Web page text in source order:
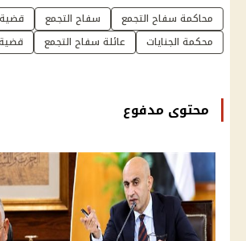
محاكمة سفاح التجمع سفاح التجمع
محكمة الجنايات
عائلة سفاح التجمع
محتوى مدفوع